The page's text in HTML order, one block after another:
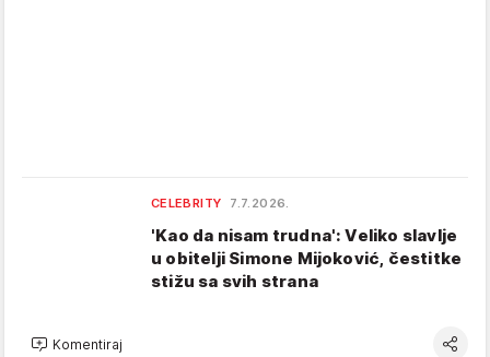
CELEBRITY 7.7.2026.
'Kao da nisam trudna': Veliko slavlje
u obitelji Simone Mijoković, čestitke
stižu sa svih strana
Komentiraj